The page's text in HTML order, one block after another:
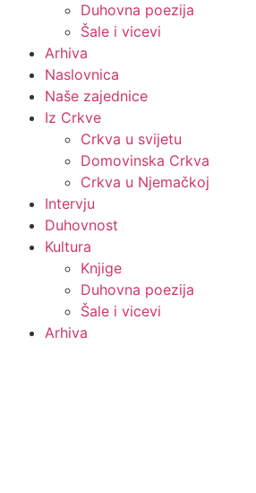
Duhovna poezija
Šale i vicevi
Arhiva
Naslovnica
Naše zajednice
Iz Crkve
Crkva u svijetu
Domovinska Crkva
Crkva u Njemačkoj
Intervju
Duhovnost
Kultura
Knjige
Duhovna poezija
Šale i vicevi
Arhiva